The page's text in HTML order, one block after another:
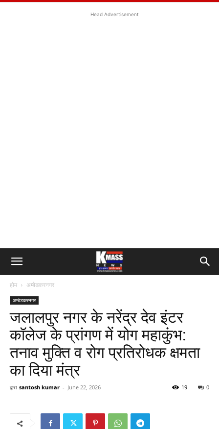
Head Advertisement
होम अम्बेडकरनगर
अम्बेडकरनगर
जलालपुर नगर के नरेंद्र देव इंटर
कॉलेज के प्रांगण में योग महाकुंभ:
तनाव मुक्ति व रोग प्रतिरोधक क्षमता
का दिया मंत्र
द्वारा santosh kumar - June 22, 2026 0
19